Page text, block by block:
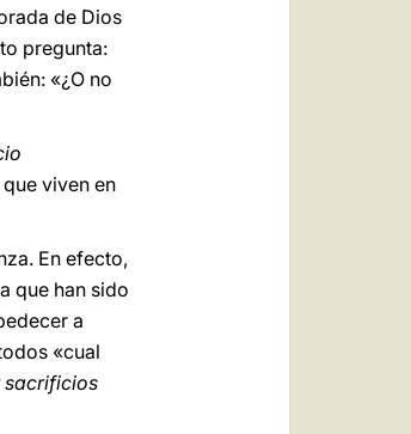
de Dios
pregunta:
«¿O no
viven en
En efecto,
que han sido
a
«cual